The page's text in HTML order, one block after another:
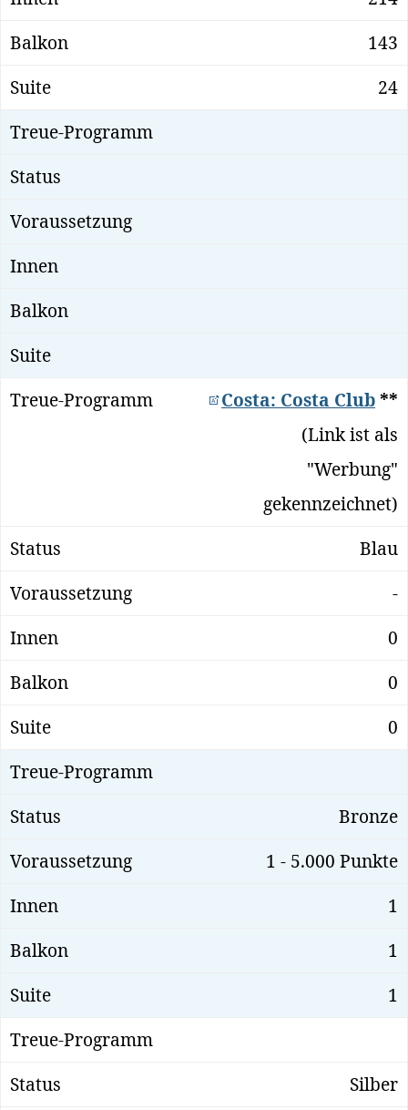
143
24
Costa: Costa Club **
(Link ist als
"Werbung"
gekennzeichnet)
Blau
-
0
0
0
Bronze
1 - 5.000 Punkte
1
1
1
Silber